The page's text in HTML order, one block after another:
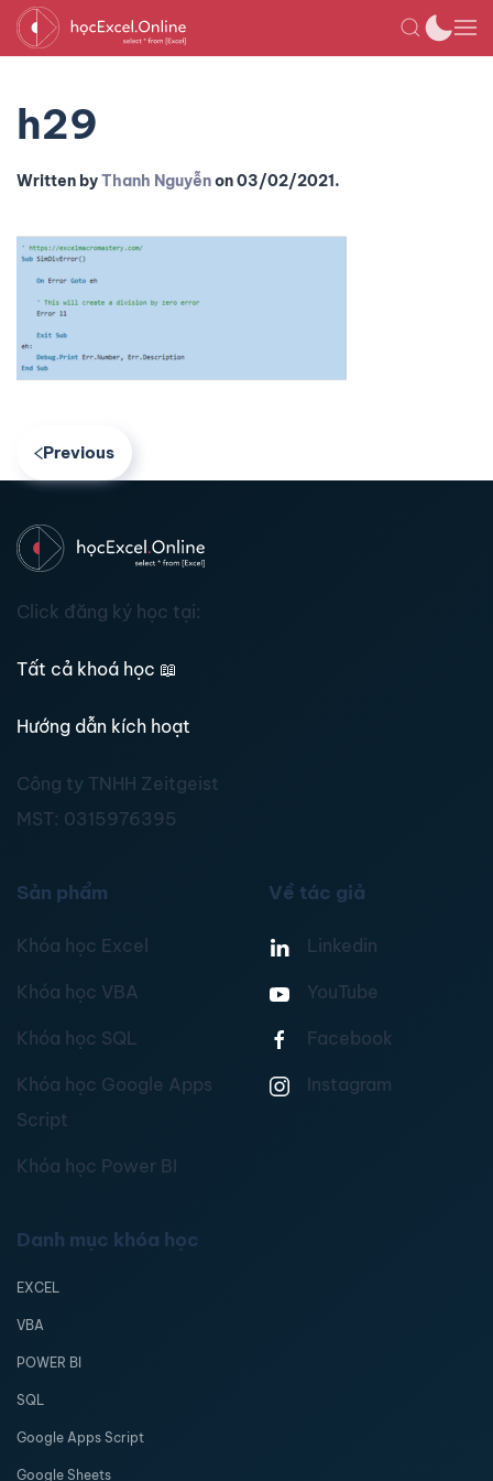
h29
Written byThanh Nguyễnon03/02/2021.
Previous
Click đăng ký học tại:
Tất cả khoá học 📖
Hướng dẫn kích hoạt
Công ty TNHH Zeitgeist
MST: 0315976395
Sản phẩm
Khóa học Excel
Khóa học VBA
Khóa học SQL
Khóa học Google Apps
Script
Khóa học Power BI
Về tác giả
Linkedin
YouTube
Facebook
Instagram
Danh mục khóa học
EXCEL
VBA
POWER BI
SQL
Google Apps Script
Google Sheets